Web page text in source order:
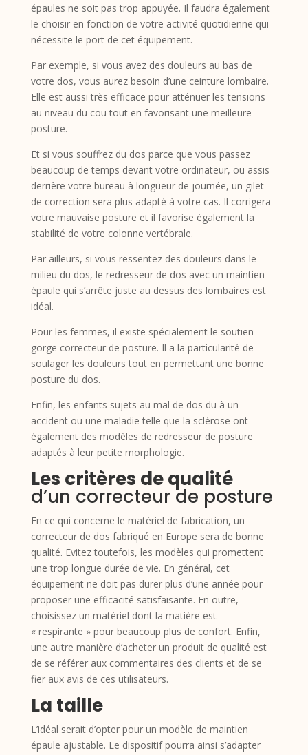
épaules ne soit pas trop appuyée. Il faudra également
le choisir en fonction de votre activité quotidienne qui
nécessite le port de cet équipement.
Par exemple, si vous avez des douleurs au bas de
votre dos, vous aurez besoin d’une ceinture lombaire.
Elle est aussi très efficace pour atténuer les tensions
au niveau du cou tout en favorisant une meilleure
posture.
Et si vous souffrez du dos parce que vous passez
beaucoup de temps devant votre ordinateur, ou assis
derrière votre bureau à longueur de journée, un gilet
de correction sera plus adapté à votre cas. Il corrigera
votre mauvaise posture et il favorise également la
stabilité de votre colonne vertébrale.
Par ailleurs, si vous ressentez des douleurs dans le
milieu du dos, le redresseur de dos avec un maintien
épaule qui s’arrête juste au dessus des lombaires est
idéal.
Pour les femmes, il existe spécialement le soutien
gorge correcteur de posture. Il a la particularité de
soulager les douleurs tout en permettant une bonne
posture du dos.
Enfin, les enfants sujets au mal de dos du à un
accident ou une maladie telle que la sclérose ont
également des modèles de redresseur de posture
adaptés à leur petite morphologie.
Les critères de qualité
d’un correcteur de posture
En ce qui concerne le matériel de fabrication, un
correcteur de dos fabriqué en Europe sera de bonne
qualité. Evitez toutefois, les modèles qui promettent
une trop longue durée de vie. En général, cet
équipement ne doit pas durer plus d’une année pour
proposer une efficacité satisfaisante. En outre,
choisissez un matériel dont la matière est
« respirante » pour beaucoup plus de confort. Enfin,
une autre manière d’acheter un produit de qualité est
de se référer aux commentaires des clients et de se
fier aux avis de ces utilisateurs.
La taille
L’idéal serait d’opter pour un modèle de maintien
épaule ajustable. Le dispositif pourra ainsi s’adapter